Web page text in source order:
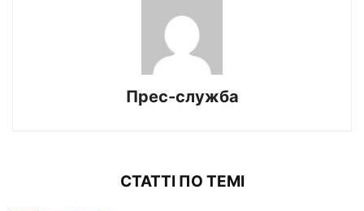
Прес-служба
СТАТТІ ПО ТЕМІ